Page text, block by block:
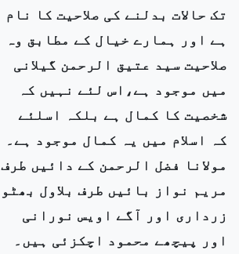
تک حالات بدلنے کی صلاحیت کا نام
ہے اور ہمارے خیال کے مطابق وہ
صلاحیت سید عتیق الرحمن گیلانی
میں موجود ہے،اس لئے نہیں کہ
شخصیت کا کمال ہے بلکہ اسلئے
کہ اسلام میں یہ کمال موجود ہے۔
مولانا فضل الرحمن کے دائیں طرف
مریم نواز بائیں طرف بلاول بھٹو
زرداری اور آگے اویس نورانی
اور پیچھے محمود اچکزئی ہیں۔